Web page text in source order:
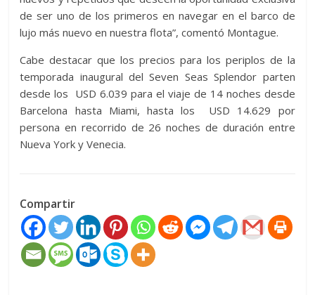
de ser uno de los primeros en navegar en el barco de
lujo más nuevo en nuestra flota”, comentó Montague.
Cabe destacar que los precios para los periplos de la
temporada inaugural del Seven Seas Splendor parten
desde los USD 6.039 para el viaje de 14 noches desde
Barcelona hasta Miami, hasta los USD 14.629 por
persona en recorrido de 26 noches de duración entre
Nueva York y Venecia.
Compartir